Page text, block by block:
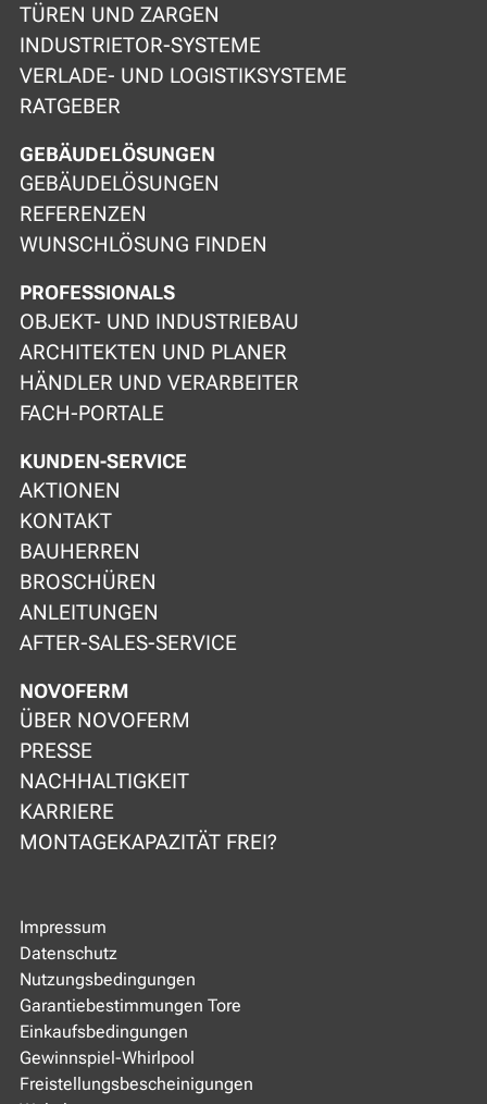
TÜREN UND ZARGEN
INDUSTRIETOR-SYSTEME
VERLADE- UND LOGISTIKSYSTEME
RATGEBER
GEBÄUDELÖSUNGEN
GEBÄUDELÖSUNGEN
REFERENZEN
WUNSCHLÖSUNG FINDEN
PROFESSIONALS
OBJEKT- UND INDUSTRIEBAU
ARCHITEKTEN UND PLANER
HÄNDLER UND VERARBEITER
FACH-PORTALE
KUNDEN-SERVICE
AKTIONEN
KONTAKT
BAUHERREN
BROSCHÜREN
ANLEITUNGEN
AFTER-SALES-SERVICE
NOVOFERM
ÜBER NOVOFERM
PRESSE
NACHHALTIGKEIT
KARRIERE
MONTAGEKAPAZITÄT FREI?
Impressum
Datenschutz
Nutzungsbedingungen
Garantiebestimmungen Tore
Einkaufsbedingungen
Gewinnspiel-Whirlpool
Freistellungsbescheinigungen